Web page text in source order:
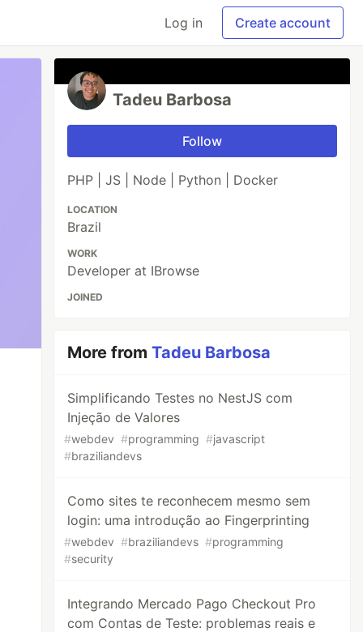
Log in Create account
Tadeu Barbosa
Follow
PHP | JS | Node | Python | Docker
LOCATION
Brazil
WORK
Developer at IBrowse
JOINED
More fromTadeu Barbosa
Simplificando Testes no NestJS com
Injeção de Valores
#webdev #programming #javascript
#braziliandevs
Como sites te reconhecem mesmo sem
login: uma introdução ao Fingerprinting
#webdev #braziliandevs #programming
#security
Integrando Mercado Pago Checkout Pro
com Contas de Teste: problemas reais e